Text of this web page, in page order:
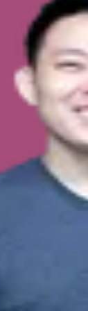
contato com
conhecimentos
Sim, ao concluir
ao certificado de
Este curso de
em 53 aulas.
Sim. São
das aulas.
durante o curso
deste curso é
Planos.
Vou
Gratuito
Não há
fazer este curso?
Ele foi pensado